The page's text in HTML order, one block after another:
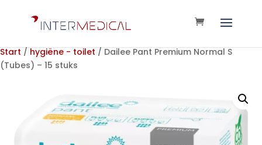
Start / hygiëne - toilet / Dailee Pant Premium Normal S
(Tubes) – 15 stuks